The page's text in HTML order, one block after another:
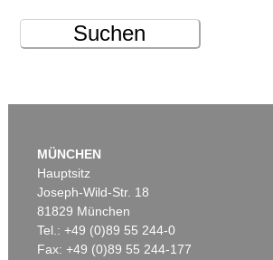
Suchen
MÜNCHEN
Hauptsitz
Joseph-Wild-Str. 18
81829 München
Tel.: +49 (0)89 55 244-0
Fax: +49 (0)89 55 244-177